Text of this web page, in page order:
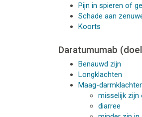
Pijn in spieren of
Schade aan
Koorts
Daratumumab
Benauwd zijn
Longklachten
Maag-
misselijk zijn
diarree